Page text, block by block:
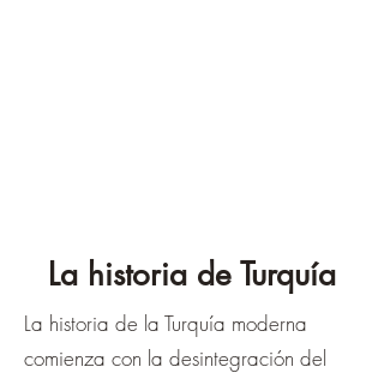
La historia de Turquía
La historia de la Turquía moderna
comienza con la desintegración del